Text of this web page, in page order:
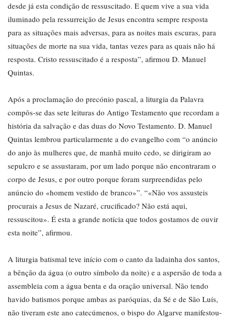
desde já esta condição de ressuscitado. E quem vive a sua vida
iluminado pela ressurreição de Jesus encontra sempre resposta
para as situações mais adversas, para as noites mais escuras, para
situações de morte na sua vida, tantas vezes para as quais não há
resposta. Cristo ressuscitado é a resposta”, afirmou D. Manuel
Quintas.
Após a proclamação do precónio pascal, a liturgia da Palavra
compôs-se das sete leituras do Antigo Testamento que recordam a
história da salvação e das duas do Novo Testamento. D. Manuel
Quintas lembrou particularmente a do evangelho com “o anúncio
do anjo às mulheres que, de manhã muito cedo, se dirigiram ao
sepulcro e se assustaram, por um lado porque não encontraram o
corpo de Jesus, e por outro porque foram surpreendidas pelo
anúncio do «homem vestido de branco»”. “«Não vos assusteis
procurais a Jesus de Nazaré, crucificado? Não está aqui,
ressuscitou». É esta a grande notícia que todos gostamos de ouvir
esta noite”, afirmou.
A liturgia batismal teve início com o canto da ladainha dos santos,
a bênção da água (o outro símbolo da noite) e a aspersão de toda a
assembleia com a água benta e da oração universal. Não tendo
havido batismos porque ambas as paróquias, da Sé e de São Luís,
não tiveram este ano catecúmenos, o bispo do Algarve manifestou-